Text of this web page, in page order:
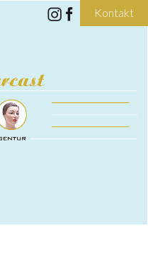
Kontakt